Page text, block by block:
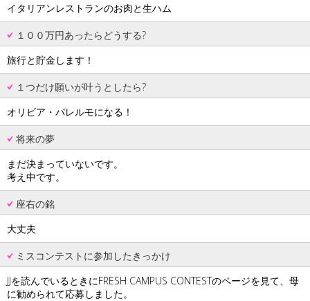
イタリアンレストランのお肉と生ハム
１００万円あったらどうする?
旅行と貯金します！
１つだけ願いが叶うとしたら?
オリビア・パレルモになる！
将来の夢
まだ決まっていないです。
考え中です。
座右の銘
大丈夫
ミスコンテストに参加したきっかけ
JJを読んでいるときにFRESH CAMPUS CONTESTのページを見て、母
に勧められて応募しました。